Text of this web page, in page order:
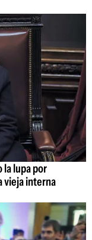
la lupa por
vieja interna